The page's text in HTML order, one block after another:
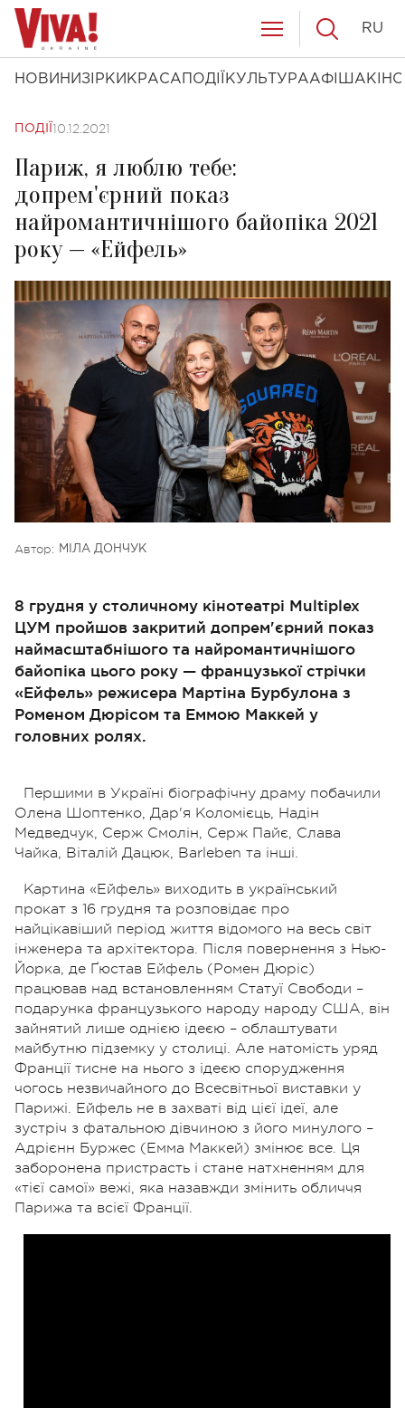
НОВИНИ ЗІРКИ КРАСА ПОДІЇ КУЛЬТУРААФІША КІНО
RU
ПОДІЇ 10.12.2021
Париж, я люблю тебе:
допрем'єрний показ
найромантичнішого байопіка 2021
року — «Ейфель»
Автор: МІЛА ДОНЧУК
8 грудня у столичному кінотеатрі Multiplex
ЦУМ пройшов закритий допрем'єрний показ
наймасштабнішого та найромантичнішого
байопіка цього року — французької стрічки
«Ейфель» режисера Мартіна Бурбулона з
Роменом Дюрісом та Еммою Маккей у
головних ролях.
Першими в Україні біографічну драму побачили
Олена Шоптенко, Дар'я Коломієць, Надін
Медведчук, Серж Смолін, Серж Пайє, Слава
Чайка, Віталій Дацюк, Barleben та інші.
Картина «Ейфель» виходить в український
прокат з 16 грудня та розповідає про
найцікавіший період життя відомого на весь світ
інженера та архітектора. Після повернення з Нью-
Йорка, де Ґюстав Ейфель (Ромен Дюріс)
працював над встановленням Статуї Свободи –
подарунка французького народу народу США, він
зайнятий лише однією ідеєю – облаштувати
майбутню підземку у столиці. Але натомість уряд
Франції тисне на нього з ідеєю спорудження
чогось незвичайного до Всесвітньої виставки у
Парижі. Ейфель не в захваті від цієї ідеї, але
зустріч з фатальною дівчиною з його минулого –
Адрієнн Буржес (Емма Маккей) змінює все. Ця
заборонена пристрасть і стане натхненням для
«тієї самої» вежі, яка назавжди змінить обличчя
Парижа та всієї Франції.